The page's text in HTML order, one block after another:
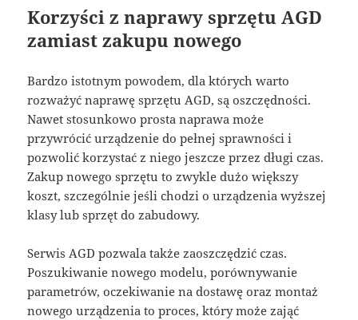
Korzyści z naprawy sprzętu AGD
zamiast zakupu nowego
Bardzo istotnym powodem, dla których warto
rozważyć naprawę sprzętu AGD, są oszczędności.
Nawet stosunkowo prosta naprawa może
przywrócić urządzenie do pełnej sprawności i
pozwolić korzystać z niego jeszcze przez długi czas.
Zakup nowego sprzętu to zwykle dużo większy
koszt, szczególnie jeśli chodzi o urządzenia wyższej
klasy lub sprzęt do zabudowy.
Serwis AGD pozwala także zaoszczędzić czas.
Poszukiwanie nowego modelu, porównywanie
parametrów, oczekiwanie na dostawę oraz montaż
nowego urządzenia to proces, który może zająć